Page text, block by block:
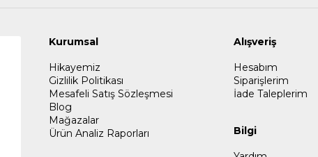
Kurumsal
Hikayemiz
Gizlilik Politikası
Mesafeli Satış Sözleşmesi
Blog
Mağazalar
Ürün Analiz Raporları
Alışveriş
Hesabım
Siparişlerim
İade Taleplerim
Bilgi